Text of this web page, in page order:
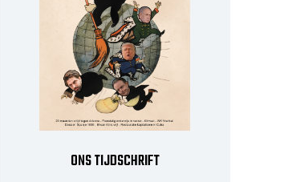
ONS TIJDSCHRIFT